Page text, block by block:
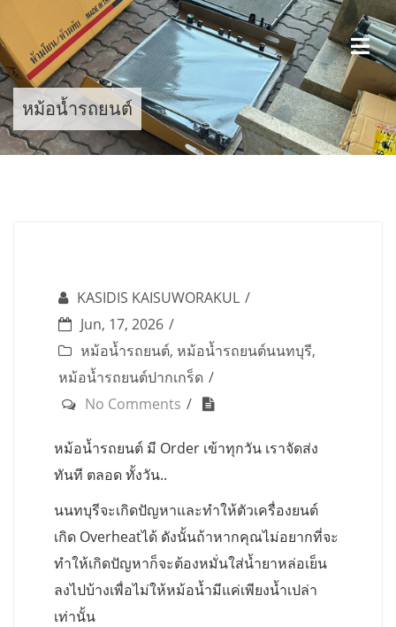
content
หม้อน้ำรถยนต์
KASIDIS KAISUWORAKUL
Jun, 17, 2026
หม้อน้ำรถยนต์, หม้อน้ำรถยนต์นนทบุรี,
หม้อน้ำรถยนต์ปากเกร็ด
No Comments
หม้อน้ำรถยนต์ มี Order เข้าทุกวัน เราจัดส่ง
ทันที ตลอด ทั้งวัน..
นนทบุรีจะเกิดปัญหาและทำให้ตัวเครื่องยนต์
เกิด Overheatได้ ดังนั้นถ้าหากคุณไม่อยากที่จะ
ทำให้เกิดปัญหาก็จะต้องหมั่นใส่น้ำยาหล่อเย็น
ลงไปบ้างเพื่อไม่ให้หม้อน้ำมีแค่เพียงน้ำเปล่า
เท่านั้น